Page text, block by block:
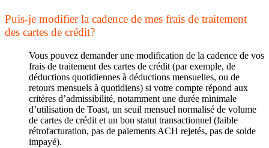
Puis-je modifier la cadence de mes frais de traitement
des cartes de crédit?
Vous pouvez demander une modification de la cadence de vos
frais de traitement des cartes de crédit (par exemple, de
déductions quotidiennes à déductions mensuelles, ou de
retours mensuels à quotidiens) si votre compte répond aux
critères d’admissibilité, notamment une durée minimale
d’utilisation de Toast, un seuil mensuel normalisé de volume
de cartes de crédit et un bon statut transactionnel (faible
rétrofacturation, pas de paiements ACH rejetés, pas de solde
impayé).